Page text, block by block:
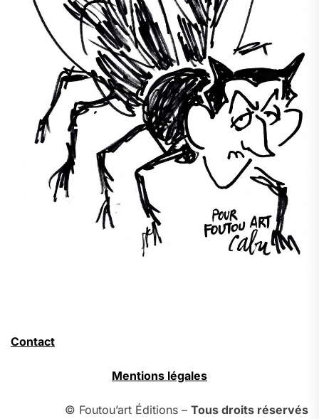
Contact
Mentions légales
© Foutou’art Éditions – Tous droits réservés